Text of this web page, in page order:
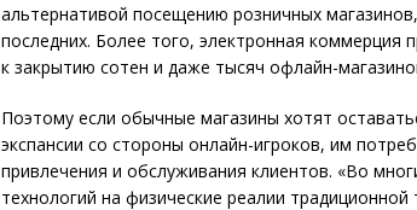
альтернативой посещению розничных
последних. Более того, электронная коммерция
к закрытию сотен и даже тысяч офлайн-
Поэтому если обычные магазины хотят
экспансии со стороны онлайн-игроков, им
привлечения и обслуживания клиентов. «Во
технологий на физические реалии